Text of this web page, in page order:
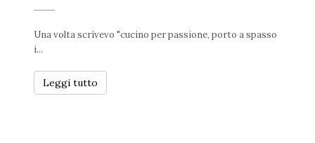
Una volta scrivevo "cucino per passione, porto a spasso
i...
Leggi tutto